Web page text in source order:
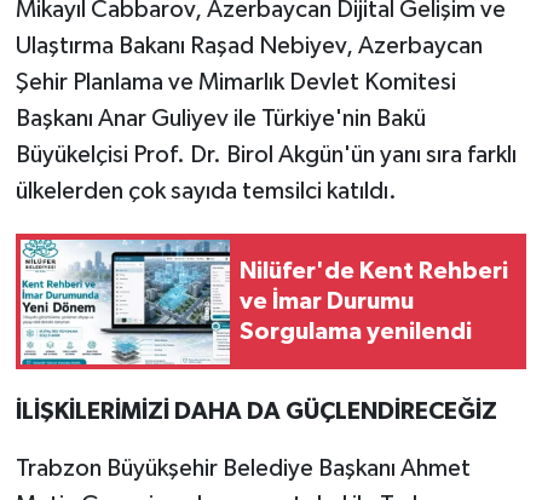
Mikayıl Cabbarov, Azerbaycan Dijital Gelişim ve
Ulaştırma Bakanı Raşad Nebiyev, Azerbaycan
Şehir Planlama ve Mimarlık Devlet Komitesi
Başkanı Anar Guliyev ile Türkiye'nin Bakü
Büyükelçisi Prof. Dr. Birol Akgün'ün yanı sıra farklı
ülkelerden çok sayıda temsilci katıldı.
Nilüfer'de Kent Rehberi
ve İmar Durumu
Sorgulama yenilendi
İLİŞKİLERİMİZİ DAHA DA GÜÇLENDİRECEĞİZ
Trabzon Büyükşehir Belediye Başkanı Ahmet